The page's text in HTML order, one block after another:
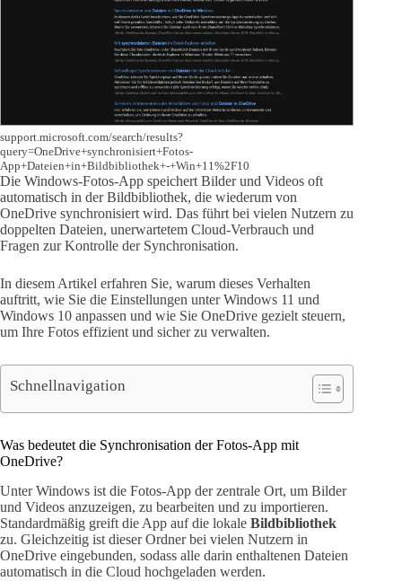
support.microsoft.com/search/results?
query=OneDrive+synchronisiert+Fotos-
App+Dateien+in+Bildbibliothek+-+Win+11%2F10
Die Windows-Fotos-App speichert Bilder und Videos oft
automatisch in der Bildbibliothek, die wiederum von
OneDrive synchronisiert wird. Das führt bei vielen Nutzern zu
doppelten Dateien, unerwartetem Cloud-Verbrauch und
Fragen zur Kontrolle der Synchronisation.
In diesem Artikel erfahren Sie, warum dieses Verhalten
auftritt, wie Sie die Einstellungen unter Windows 11 und
Windows 10 anpassen und wie Sie OneDrive gezielt steuern,
um Ihre Fotos effizient und sicher zu verwalten.
Schnellnavigation
Was bedeutet die Synchronisation der Fotos-App mit
OneDrive?
Unter Windows ist die Fotos-App der zentrale Ort, um Bilder
und Videos anzuzeigen, zu bearbeiten und zu importieren.
Standardmäßig greift die App auf die lokale Bildbibliothek
zu. Gleichzeitig ist dieser Ordner bei vielen Nutzern in
OneDrive eingebunden, sodass alle darin enthaltenen Dateien
automatisch in die Cloud hochgeladen werden.